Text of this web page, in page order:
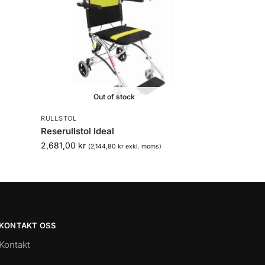
Out of stock
RULLSTOL
Reserullstol Ideal
2,681,00 kr (2,144,80kr exkl. moms)
OSS